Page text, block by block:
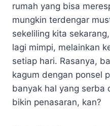
rumah yang bisa
mungkin terdengar
sekeliling kita
lagi mimpi, melainkan
setiap hari. Rasanya,
kagum dengan ponsel
banyak hal yang serba
bikin penasaran, kan?